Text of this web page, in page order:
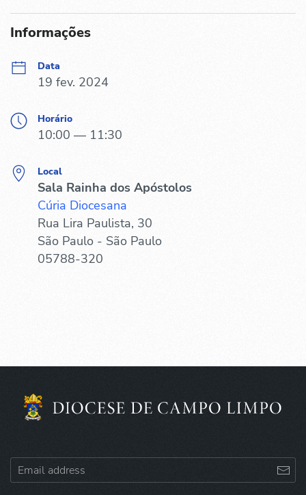
Informações
Data
19 fev. 2024
Horário
10:00 — 11:30
Local
Sala Rainha dos Apóstolos
Cúria Diocesana
Rua Lira Paulista, 30
São Paulo - São Paulo
05788-320